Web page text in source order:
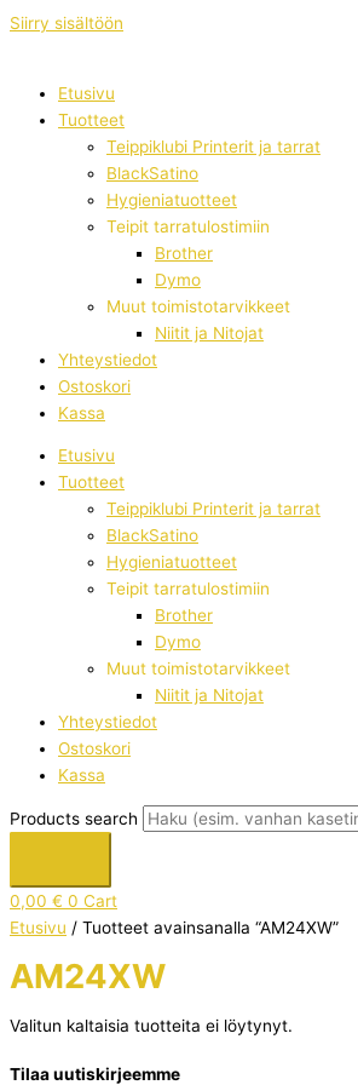
Siirry sisältöön
Etusivu
Tuotteet
Teippiklubi Printerit ja tarrat
BlackSatino
Hygieniatuotteet
Teipit tarratulostimiin
Brother
Dymo
Muut toimistotarvikkeet
Niitit ja Nitojat
Yhteystiedot
Ostoskori
Kassa
Etusivu
Tuotteet
Teippiklubi Printerit ja tarrat
BlackSatino
Hygieniatuotteet
Teipit tarratulostimiin
Brother
Dymo
Muut toimistotarvikkeet
Niitit ja Nitojat
Yhteystiedot
Ostoskori
Kassa
Products search
0,00 € 0 Cart
Etusivu / Tuotteet avainsanalla “AM24XW”
AM24XW
Valitun kaltaisia tuotteita ei löytynyt.
Tilaa uutiskirjeemme